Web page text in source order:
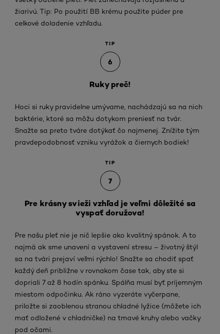
žiarivú. Tip: Po použití BB krému použite púder pre
celkové doladenie vzhľadu.
TIP
6
Ruky preč!
Hoci si ruky pravidelne umývame, nachádzajú sa na nich
baktérie, ktoré sa môžu dotykom preniesť na tvár.
Snažte sa preto tváre dotýkať čo najmenej. Znížite tým
pravdepodobnosť vzniku vyrážok a čiernych bodiek!
TIP
7
Pre krásny svieži vzhľad je veľmi dôležité sa
vyspať doružova!
Pre našu pleť nie je nič lepšie ako kvalitný spánok. A to
najmä ak sme unavení a vystavení stresu – životný štýl
sa na tvári prejaví veľmi rýchlo! Snažte sa chodiť spať
každý deň približne v rovnakom čase tak, aby ste si
dopriali 7 až 8 hodín spánku. Spálňa musí byť príjemným
miestom odpočinku. Ak ráno vyzeráte vyčerpane,
priložte si zaoblenou stranou chladné lyžice (môžete ich
mať odložené v chladničke) na tmavé kruhy alebo vačky
pod očami.